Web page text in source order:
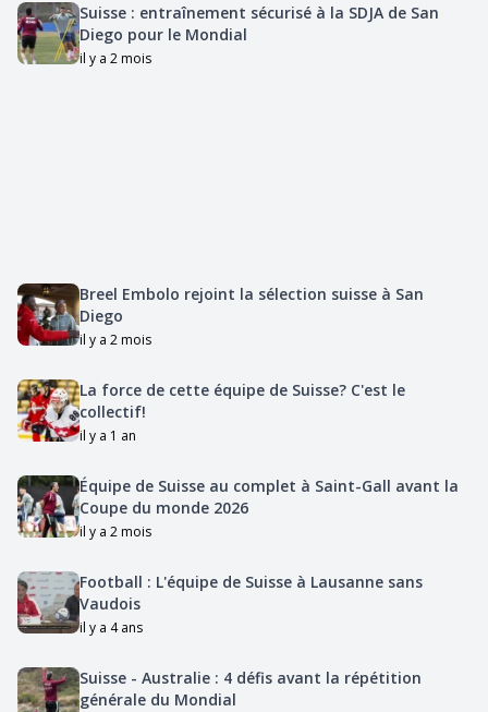
Suisse : entraînement sécurisé à la SDJA de San
Diego pour le Mondial
il y a 2 mois
Breel Embolo rejoint la sélection suisse à San
Diego
il y a 2 mois
La force de cette équipe de Suisse? C'est le
collectif!
il y a 1 an
Équipe de Suisse au complet à Saint-Gall avant la
Coupe du monde 2026
il y a 2 mois
Football : L'équipe de Suisse à Lausanne sans
Vaudois
il y a 4 ans
Suisse - Australie : 4 défis avant la répétition
générale du Mondial